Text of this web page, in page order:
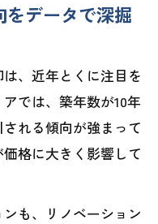
データで深掘
、近年とくに注目を
では、築年数が10年
れる傾向が強まって
格に大きく影響して
も、リノベーション